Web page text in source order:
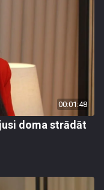
00:01:48
doma strādāt